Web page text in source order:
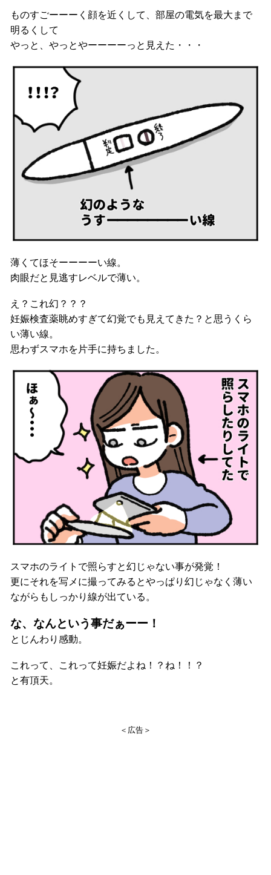
ものすごーーーく顔を近くして、部屋の電気を最大まで
明るくして
やっと、やっとやーーーーっと見えた・・・
薄くてほそーーーーい線。
肉眼だと見逃すレベルで薄い。
え？これ幻？？？
妊娠検査薬眺めすぎて幻覚でも見えてきた？と思うくら
い薄い線。
思わずスマホを片手に持ちました。
スマホのライトで照らすと幻じゃない事が発覚！
更にそれを写メに撮ってみるとやっぱり幻じゃなく薄い
ながらもしっかり線が出ている。
な、なんという事だぁーー！
とじんわり感動。
これって、これって妊娠だよね！？ね！！？
と有頂天。
＜広告＞